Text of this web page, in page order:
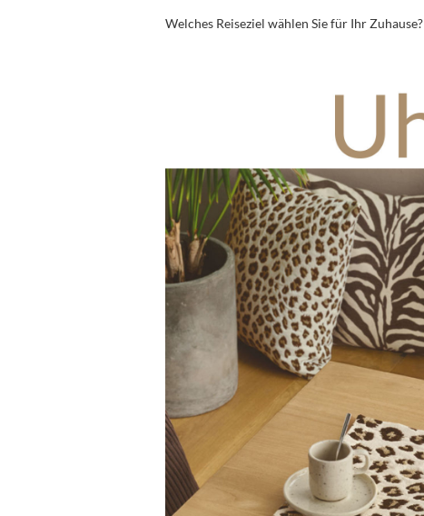
Welches Reiseziel wählen Sie für Ihr Zuhause?